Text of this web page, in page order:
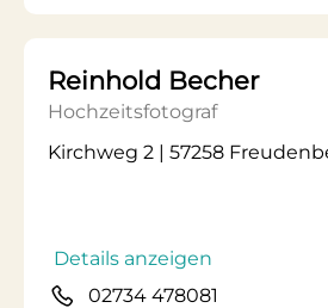
Reinhold Becher
Hochzeitsfotograf
Kirchweg 2 | 57258
Details anzeigen
02734 478081